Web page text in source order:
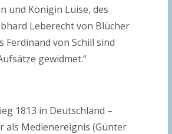
und Königin Luise, des
Leberecht von Blücher
Ferdinand von Schill sind
gewidmet.“
1813 in Deutschland –
als Medienereignis (Günter